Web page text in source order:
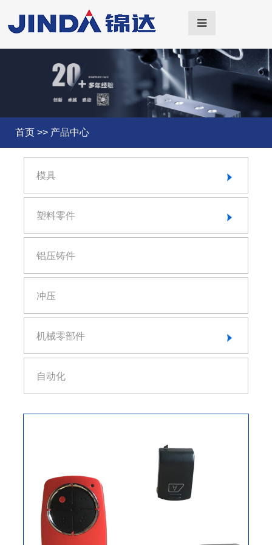
首页 >> 产品中心
模具
注塑模具
压铸模具
冲压模具
塑料零件
汽车内饰产品
汽车外饰产品
功能产品
汽车油泵产品
铝压铸件
冲压
机械零部件
精密设备零部件
钛合金零部件
自动化